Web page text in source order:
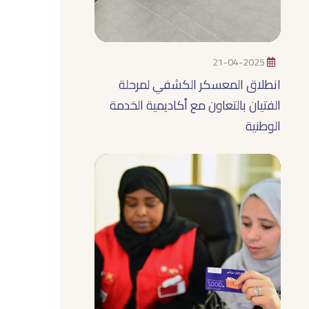
21-04-2025
انطلاق المعسكر الكشفي لمرحلة
الفتيان بالتعاون مع أكاديمية الخدمة
الوطنية